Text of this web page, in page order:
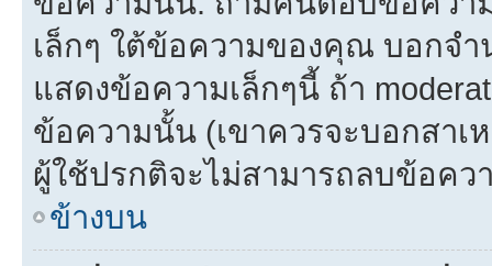
เล็กๆ ใต้ข้อความของคุณ บอกจ
แสดงข้อความเล็กๆนี้ ถ้า
ข้อความนั้น (เขาควรจะบอกสา
ผู้ใช้ปรกติจะไม่สามารถลบข้อค
ข้างบน